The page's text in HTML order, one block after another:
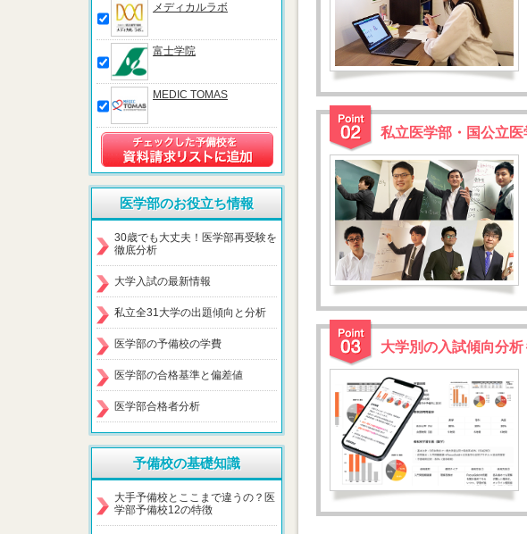
私立医学部・国公立
大学別の入試傾向分
メディカルラボ
富士学院
MEDIC TOMAS
医学部のお役立ち情報
30歳でも大丈夫！医学部再受験を
徹底分析
大学入試の最新情報
私立全31大学の出題傾向と分析
医学部の予備校の学費
医学部の合格基準と偏差値
医学部合格者分析
予備校の基礎知識
大手予備校とここまで違うの？医
学部予備校12の特徴